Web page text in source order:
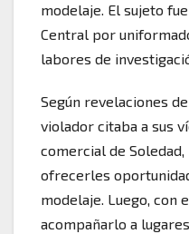
modelaje. El sujeto
Central por
labores de
Según revelaciones
violador citaba a sus
comercial de
ofrecerles
modelaje. Luego, con
acompañarlo a